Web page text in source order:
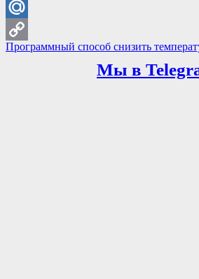
VK
Mail.Ru
Copy
Навигация
Previous
Программный способ снизить
Мы в